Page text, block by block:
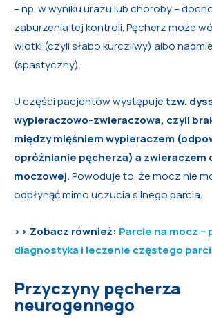
– np. w wyniku urazu lub choroby –
zaburzenia tej kontroli. Pęcherz może
wiotki (czyli słabo kurczliwy) albo
(spastyczny).
U części pacjentów występujetzw.
wypieraczowo-zwieraczowa, czyli
między mięśniem wypieraczem
opróżnianie pęcherza) a zwieraczem
moczowej.Powoduje to, że mocz nie
odpłynąć mimo uczucia silnego parcia.
>> Zobacz również: Parcie na mocz –
diagnostyka i leczenie częstego
Przyczyny pęcherza
neurogennego